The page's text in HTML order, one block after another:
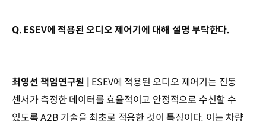
Q. ESEV에 적용된 오디오 제어기에 대해 설명 부탁한다.
최영선 책임연구원 | ESEV에 적용된 오디오 제어기는 진동
센서가 측정한 데이터를 효율적이고 안정적으로 수신할 수
있도록 A2B 기술을 최초로 적용한 것이 특징이다. 이는 차량